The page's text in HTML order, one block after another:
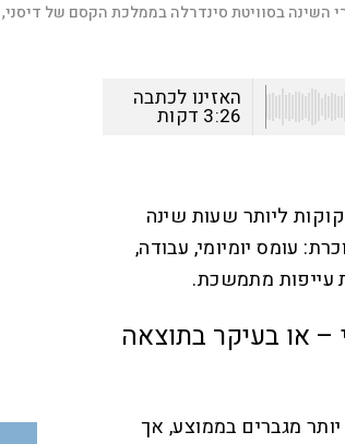
השינה בסוויטת סינדרלה בממלכת הקסם של
האזינו לכתבה
3:26 דקות
ליותר שעות שינה
עומס יומיומי, עבודה,
עייפות מתמשכת.
– או בעיקר בתוצאה
מגברים בממוצע, אך